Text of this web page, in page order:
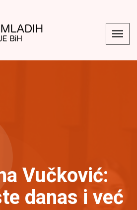
Vučković:
danas i već